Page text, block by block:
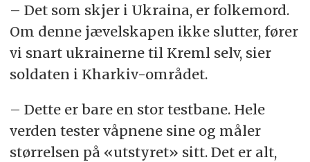
– Det som skjer i Ukraina, er folkemord.
Om denne jævelskapen ikke slutter, fører
vi snart ukrainerne til Kreml selv, sier
soldaten i Kharkiv-området.
– Dette er bare en stor testbane. Hele
verden tester våpnene sine og måler
størrelsen på «utstyret» sitt. Det er alt,